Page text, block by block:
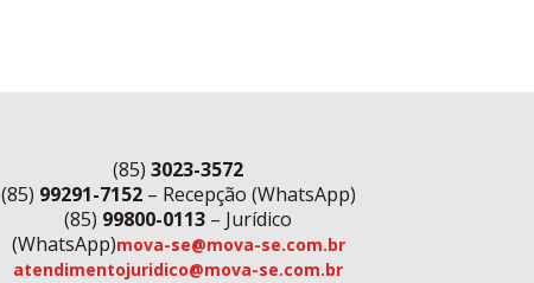
(85) 3023-3572
(85) 99291-7152– Recepção (WhatsApp)
(85) 99800-0113 – Jurídico
(WhatsApp)mova-se@mova-se.com.br
atendimentojuridico@mova-se.com.br